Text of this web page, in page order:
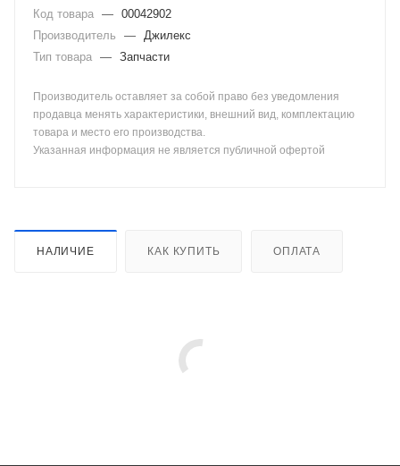
Код товара — 00042902
Производитель
— Джилекс
Тип товара — Запчасти
Производитель оставляет за собой право без уведомления
продавца менять характеристики, внешний вид, комплектацию
товара и место его производства.
Указанная информация не является публичной офертой
НАЛИЧИЕ КАК КУПИТЬ ОПЛАТА